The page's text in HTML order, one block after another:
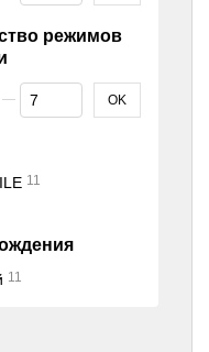
режимов
режимов ротации
режимов ротации
OK
11
11